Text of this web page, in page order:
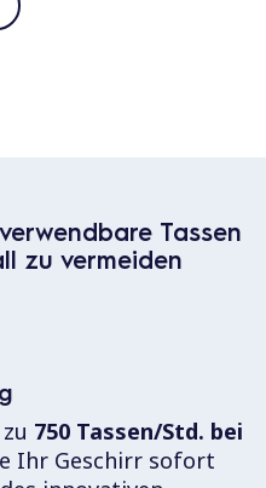
Tassen
zu vermeiden
750 Tassen/Std. bei
Ihr Geschirr sofort